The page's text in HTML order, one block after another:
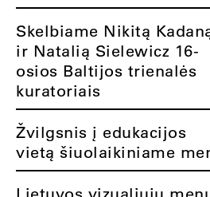
Skelbiame Nikitą
ir Natalią Sielewicz 16-
osios Baltijos trienalės
kuratoriais
Žvilgsnis į edukacijos
vietą šiuolaikiniame